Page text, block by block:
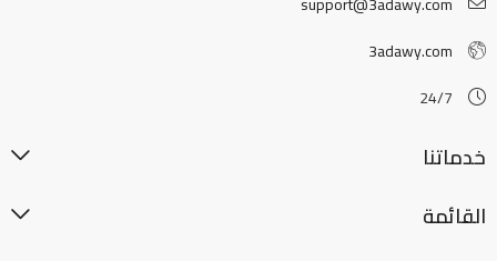
3adawy.com
24/7
خدماتنا
القائمة